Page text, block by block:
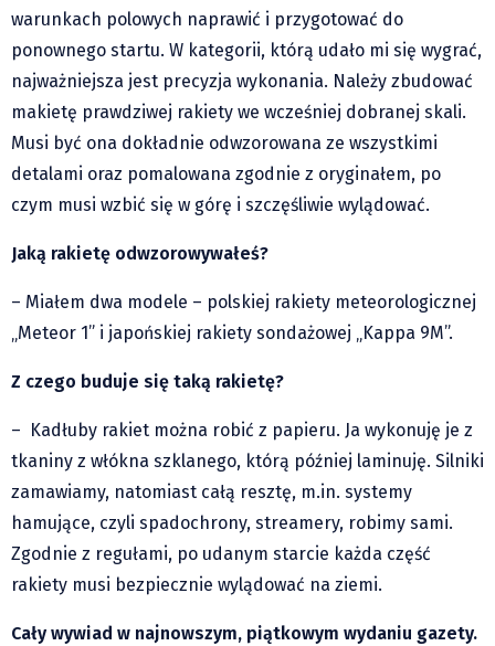
Podróże małe i duże Skałki
Historia
Podróże
Wywiady
Rodziny wielodzietne
Nauka
Młodzi
Przedszkola
Szkoły średnie
Klub Podróżnika ZA OKNEM
Sport
Czytelnicy piszą
Multimedia
Obiektyw Głosu
Fotoreportaże
studio glos.live
Głos Brandysa
warunkach polowych naprawić i przygotować do
ponownego startu. W kategorii, którą udało mi się wygrać,
najważniejsza jest precyzja wykonania. Należy zbudować
makietę prawdziwej rakiety we wcześniej dobranej skali.
Musi być ona dokładnie odwzorowana ze wszystkimi
detalami oraz pomalowana zgodnie z oryginałem, po
czym musi wzbić się w górę i szczęśliwie wylądować.
Jaką rakietę odwzorowywałeś?
– Miałem dwa modele – polskiej rakiety meteorologicznej
„Meteor 1” i japońskiej rakiety sondażowej „Kappa 9M”.
Z czego buduje się taką rakietę?
– Kadłuby rakiet można robić z papieru. Ja wykonuję je z
tkaniny z włókna szklanego, którą później laminuję. Silniki
zamawiamy, natomiast całą resztę, m.in. systemy
hamujące, czyli spadochrony, streamery, robimy sami.
Zgodnie z regułami, po udanym starcie każda część
rakiety musi bezpiecznie wylądować na ziemi.
Cały wywiad w najnowszym, piątkowym wydaniu gazety.